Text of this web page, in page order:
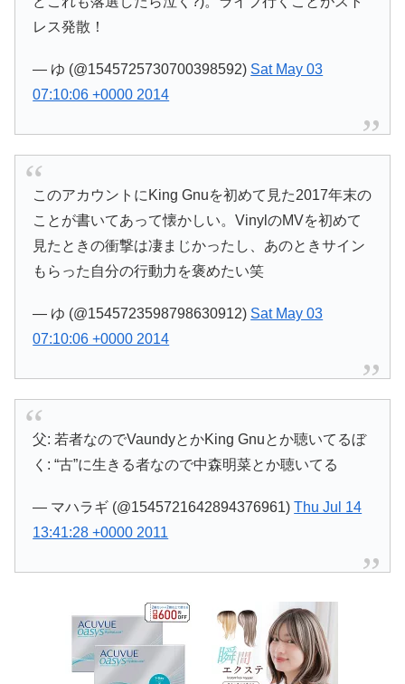
レス発散！
— ゆ (@1545725730700398592) Sat May 03
07:10:06 +0000 2014
このアカウントにKing Gnuを初めて見た2017年末の
ことが書いてあって懐かしい。VinylのMVを初めて
見たときの衝撃は凄まじかったし、あのときサイン
もらった自分の行動力を褒めたい笑
— ゆ (@1545723598798630912) Sat May 03
07:10:06 +0000 2014
父: 若者なのでVaundyとかKing Gnuとか聴いてるぼ
く: “古”に生きる者なので中森明菜とか聴いてる
— マハラギ (@1545721642894376961)Thu Jul 14
13:41:28 +0000 2011